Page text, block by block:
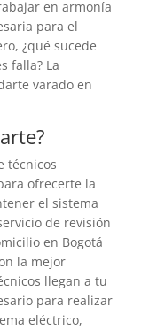
en armonía
para el
¿qué sucede
falla? La
varado en
técnicos
ofrecerte la
el sistema
de revisión
en Bogotá
la mejor
llegan a tu
para realizar
eléctrico,